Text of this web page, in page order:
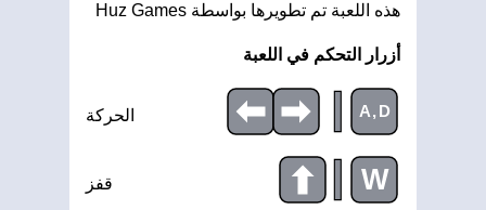
هذه اللعبة تم تطويرها بواسطة Huz Games
أزرار التحكم في اللعبة
A,D
| الحركة
W
| قفز